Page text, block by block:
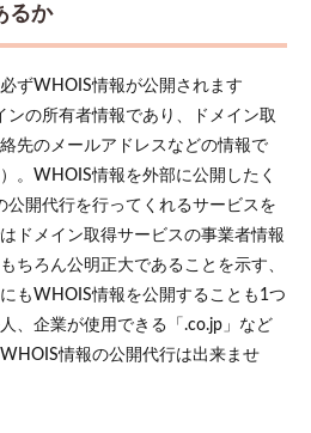
るか
ずWHOIS情報が公開されます
ンの所有者情報であり、ドメイン取
先のメールアドレスなどの情報で
。WHOIS情報を外部に公開したく
公開代行を行ってくれるサービスを
ドメイン取得サービスの事業者情報
ちろん公明正大であることを示す、
もWHOIS情報を公開することも1つ
、企業が使用できる「.co.jp」など
情報の公開代行は出来ませ